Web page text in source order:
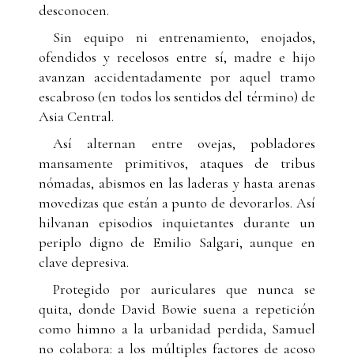
desconocen.
Sin equipo ni entrenamiento, enojados,
ofendidos y recelosos entre sí, madre e hijo
avanzan accidentadamente por aquel tramo
escabroso (en todos los sentidos del término) de
Asia Central.
Así alternan entre ovejas, pobladores
mansamente primitivos, ataques de tribus
nómadas, abismos en las laderas y hasta arenas
movedizas que están a punto de devorarlos. Así
hilvanan episodios inquietantes durante un
periplo digno de Emilio Salgari, aunque en
clave depresiva.
Protegido por auriculares que nunca se
quita, donde David Bowie suena a repetición
como himno a la urbanidad perdida, Samuel
no colabora: a los múltiples factores de acoso